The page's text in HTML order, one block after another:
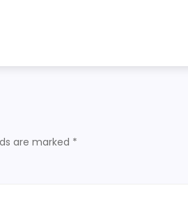
are marked *